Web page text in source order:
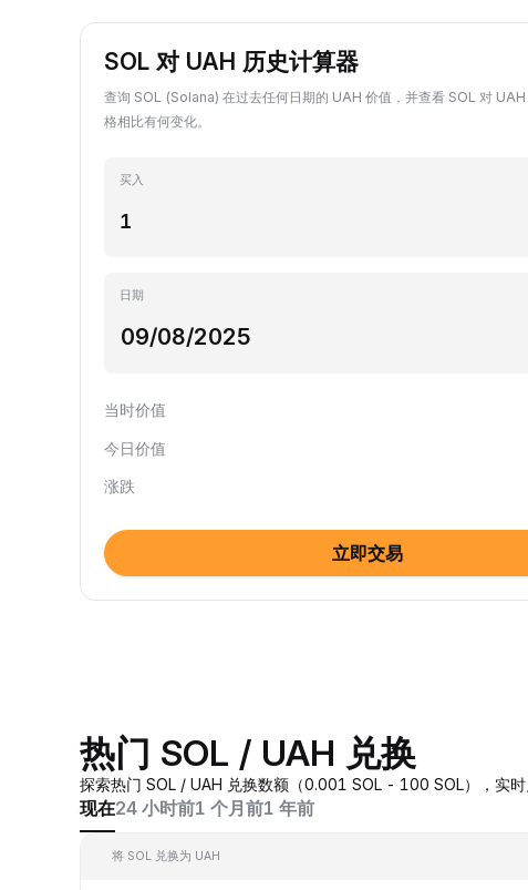
SOL 对 UAH 历史计算器
查询 SOL (Solana) 在过去任何日期的 UAH 价值，并查看 SOL 对 UAH
格相比有何变化。
买入
日期
当时价值
今日价值
涨跌
立即交易
热门 SOL / UAH 兑换
探索热门 SOL / UAH 兑换数额（0.001 SOL - 100 SOL），实时
现在24 小时前1 个月前1 年前
将 SOL 兑换为 UAH